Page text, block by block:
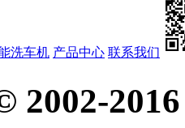
洗车机 产品中心 联系我们
2002-